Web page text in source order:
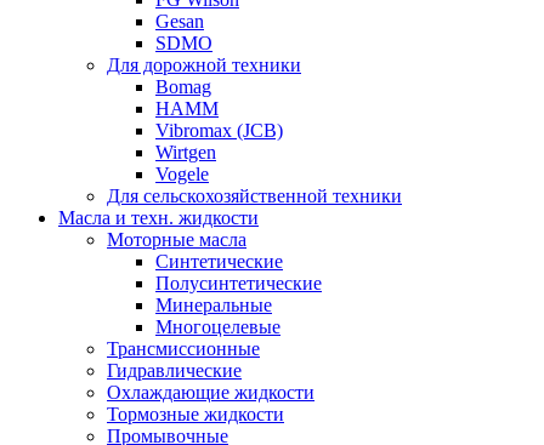
Gesan
SDMO
Для дорожной техники
Bomag
HAMM
Vibromax (JCB)
Wirtgen
Vogele
Для сельскохозяйственной техники
Масла и техн. жидкости
Моторные масла
Синтетические
Полусинтетические
Минеральные
Многоцелевые
Трансмиссионные
Гидравлические
Охлаждающие жидкости
Тормозные жидкости
Промывочные